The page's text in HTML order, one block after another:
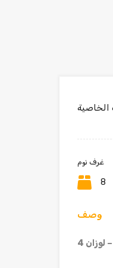
غرف نوم
8
وصف